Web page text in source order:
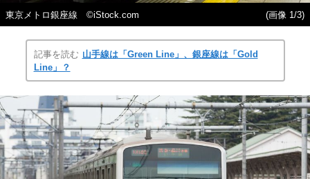
東京メトロ銀座線 ©iStock.com (画像 1/3)
記事を読む 山手線は「Green Line」、銀座線は「Gold
Line」？